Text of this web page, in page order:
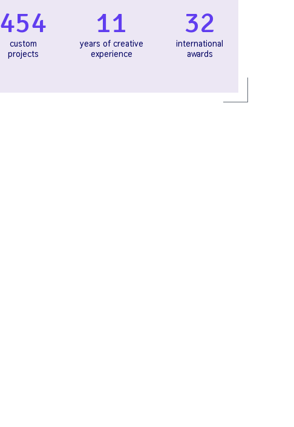
454
custom
projects
11
years of creative
experience
32
international
awards